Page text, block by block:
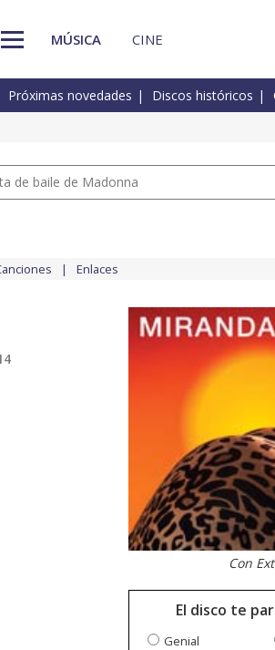
MÚSICA CINE
Próximas novedades Discos históricos
de baile de Madonna
Enlaces
Con
El disco te
Genial